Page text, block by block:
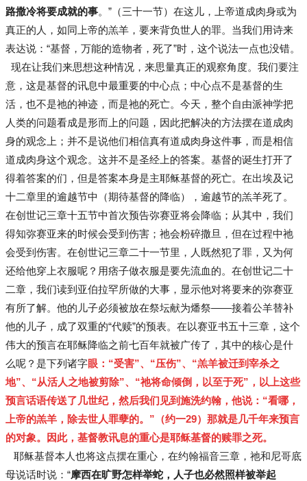
路撒冷将要成就的事。”（三十一节）在这儿，上帝道成肉身或为
真正的人，如同上帝的羔羊，要来背负世人的罪。当我们用诗来
表达说：“基督，万能的造物者，死了”时，这个说法一点也没错。
现在让我们来思想这种情况，来思量真正的观察角度。我们要注
意，这是基督的讯息中最重要的中心点；中心点不是基督的生
活，也不是祂的神迹，而是祂的死亡。今天，整个自由派神学把
人类的问题看成是形而上的问题，因此把解决的方法摆在道成肉
身的观念上；并不是说他们相信真有道成肉身这件事，而是相信
道成肉身这个观念。这并不是圣经上的答案。基督的诞生打开了
得着答案的们，但是答案本身是主耶稣基督的死亡。在出埃及记
十二章里的逾越节中（期待基督的降临），逾越节的羔羊死了。
在创世记三章十五节中首次预告弥赛亚将会降临；从其中，我们
得知弥赛亚来的时候会受到伤害；祂会粉碎撒旦，但在过程中祂
会受到伤害。在创世记三章二十一节里，人既然犯了罪，又为何
还给他穿上衣服呢？用痞子做衣服是要先流血的。在创世记二十
二章，我们读到亚伯拉罕所做的大事，显示他对将要来的弥赛亚
有所了解。他的儿子必须被放在祭坛献为燔祭——接着公羊替补
他的儿子，成了双重的“代赎”的预表。在以赛亚书五十三章，这个
伟大的预言在耶稣降临之前七百年就被广传了，其中的核心是什
么呢？是下列诸字眼：“受害”、“压伤”、“羔羊被迁到宰杀之
地”、“从活人之地被剪除”、“祂将命倾倒，以至于死”，以上这些
预言话语传送了几世纪，然后我们见到施洗约翰，他说：“看哪，
上帝的羔羊，除去世人罪孽的。”（约一29）那就是几千年来预言
的对象。因此，基督教讯息的重心是耶稣基督的赎罪之死。
耶稣基督本人也将这点摆在重心，在约翰福音三章，祂和尼哥底
母说话时说：“摩西在旷野怎样举蛇，人子也必然照样被举起